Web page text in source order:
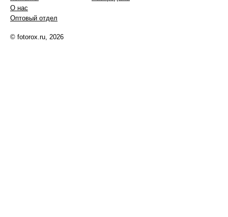
О нас
Оптовый отдел
© fotorox.ru, 2026